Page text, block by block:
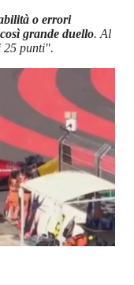
o errori
grande duello. Al
25 punti".